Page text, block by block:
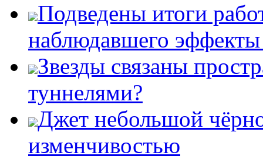
Подведены итоги
наблюдавшего
Звезды связаны
туннелями?
Джет небольшой
изменчивостью